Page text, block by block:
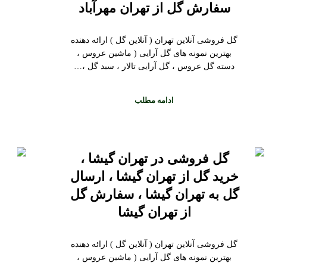
سفارش گل از تهران مهرآباد
گل فروشی آنلاین تهران ( آنلاین گل ) ارائه دهنده
بهترین نمونه های گل آرایی ( ماشین عروس ،
دسته گل عروس ، گل آرایی تالار ، سبد گل ،…
ادامه مطلب
گل فروشی در تهران گیشا ،
خرید گل از تهران گیشا ، ارسال
گل به تهران گیشا ، سفارش گل
از تهران گیشا
گل فروشی آنلاین تهران ( آنلاین گل ) ارائه دهنده
بهترین نمونه های گل آرایی ( ماشین عروس ،